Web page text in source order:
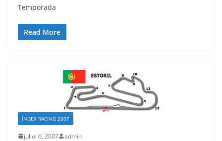
Temporada
Read More
ÍNDEX RACING 2007
juliol 6, 2007 admin